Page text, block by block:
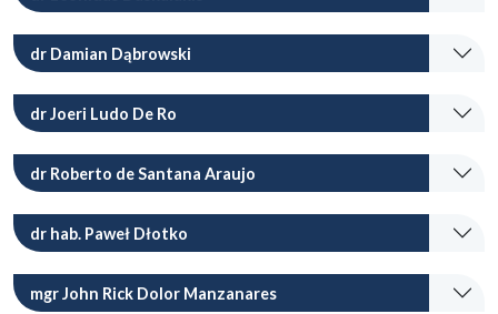
dr Damian Dąbrowski
dr Joeri Ludo De Ro
dr Roberto de Santana Araujo
dr hab. Paweł Dłotko
mgr John Rick Dolor Manzanares